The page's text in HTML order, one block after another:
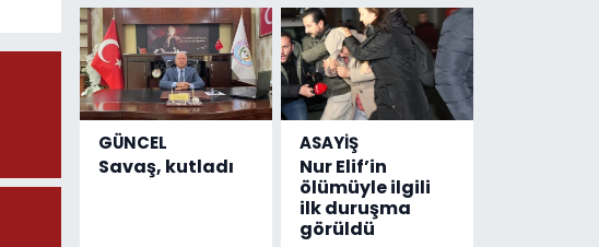
GÜNCEL
Savaş, kutladı
ASAYİŞ
Nur Elif’in
ölümüyle ilgili
ilk duruşma
görüldü